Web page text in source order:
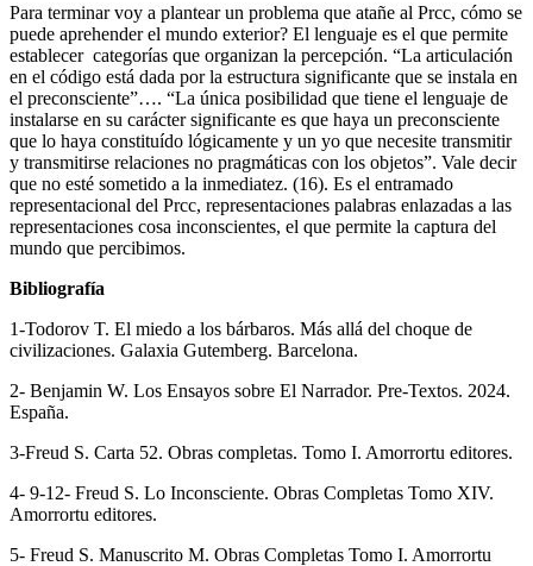
Para terminar voy a plantear un problema que atañe al Prcc, cómo se
puede aprehender el mundo exterior? El lenguaje es el que permite
establecer categorías que organizan la percepción. “La articulación
en el código está dada por la estructura significante que se instala en
el preconsciente”…. “La única posibilidad que tiene el lenguaje de
instalarse en su carácter significante es que haya un preconsciente
que lo haya constituído lógicamente y un yo que necesite transmitir
y transmitirse relaciones no pragmáticas con los objetos”. Vale decir
que no esté sometido a la inmediatez. (16). Es el entramado
representacional del Prcc, representaciones palabras enlazadas a las
representaciones cosa inconscientes, el que permite la captura del
mundo que percibimos.
Bibliografía
1-Todorov T. El miedo a los bárbaros. Más allá del choque de
civilizaciones. Galaxia Gutemberg. Barcelona.
2- Benjamin W. Los Ensayos sobre El Narrador. Pre-Textos. 2024.
España.
3-Freud S. Carta 52. Obras completas. Tomo I. Amorrortu editores.
4- 9-12- Freud S. Lo Inconsciente. Obras Completas Tomo XIV.
Amorrortu editores.
5- Freud S. Manuscrito M. Obras Completas Tomo I. Amorrortu